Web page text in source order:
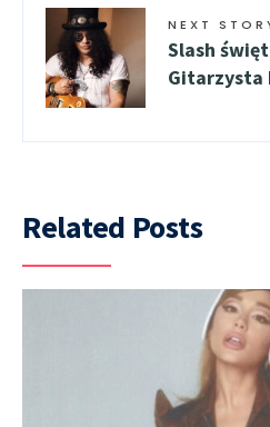
NEXT
Slash
Gitarzysta
Related Posts